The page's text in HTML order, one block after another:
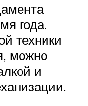
года.
техники
можно
и